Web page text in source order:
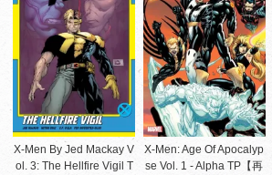
X-Men By Jed Mackay V
ol. 3: The Hellfire Vigil T
X-Men: Age Of Apocalyp
se Vol. 1 - Alpha TP【再